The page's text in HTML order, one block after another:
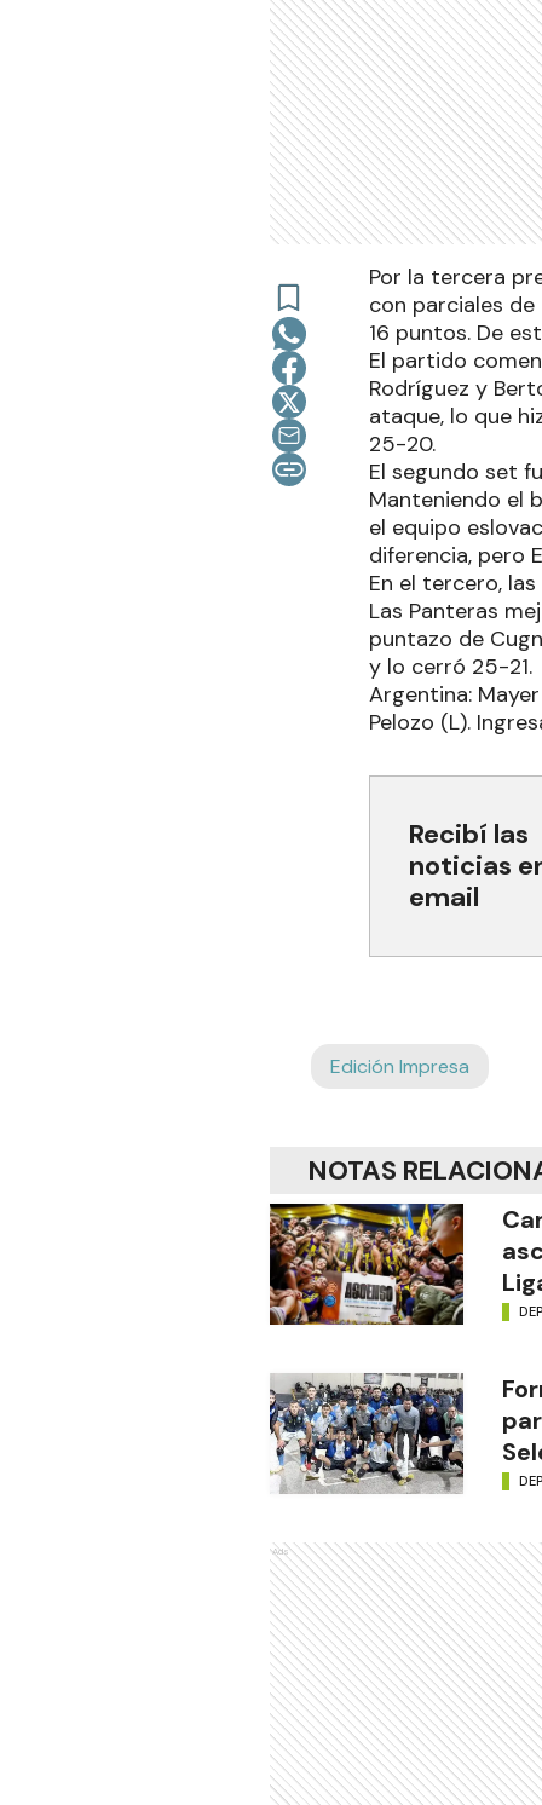
Por la tercera
con parciales
16 puntos. De
El partido
Rodríguez y
ataque, lo que
25-20.
El segundo set
Manteniendo el
el equipo
diferencia, pero
En el tercero,
Las Panteras
puntazo de
y lo cerró 25-21.
Argentina:
Pelozo (L).
Recibí las
noticias
email
Edición Impresa
NOTAS
Ads